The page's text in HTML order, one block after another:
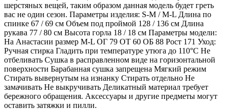
шерстяных вещей, таким образом данная модель будет греть
вас не один сезон. Параметры изделия: S-M / M-L Длина по
спинке 67 / 69 см Объем под проймой 128 / 136 см Длина
рукава 77 / 80 см Высота горла 18 / 18 см Параметры модели:
На Анастасии размер M-L ОГ 79 ОТ 60 ОБ 88 Рост 171 Уход:
Ручная стирка Гладить при температуре утюга до 110°C Не
отбеливать Сушка в расправленном виде на горизонтальной
поверхности Барабанная сушка запрещена Мягкий режим
Стирать вывернутым на изнанку Стирать отдельно Не
замачивать Не выкручивать Деликатный материал требует
бережного обращения. Аксессуары и другие предметы могут
оставить затяжки и пилли.